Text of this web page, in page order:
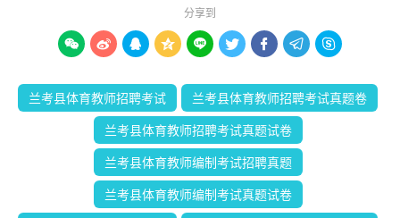
分享到
        
兰考县体育教师招聘考试 兰考县体育教师招聘考试真题卷
兰考县体育教师招聘考试真题试卷
兰考县体育教师编制考试招聘真题
兰考县体育教师编制考试真题试卷